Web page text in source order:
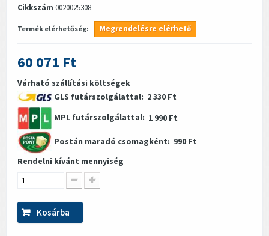
Cikkszám 0020025308
Termék elérhetőség: Megrendelésre elérhető
60 071 Ft
Várható szállítási költségek
GLS futárszolgálattal: 2 330 Ft
MPL futárszolgálattal: 1 990 Ft
Postán maradó csomagként: 990 Ft
Rendelni kívánt mennyiség
Kosárba